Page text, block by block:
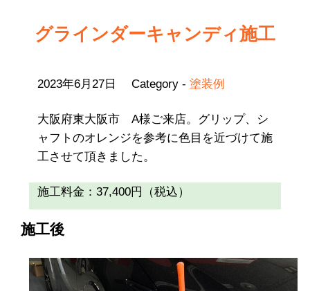
グラインダーキャンディ施工
2023年6月27日 Category -塗装例
大阪府東大阪市 A様ご来店。グリップ、シ
ャフトのオレンジを参考に色目を近づけて施
工させて頂きました。
施工料金：37,400円（税込）
施工後